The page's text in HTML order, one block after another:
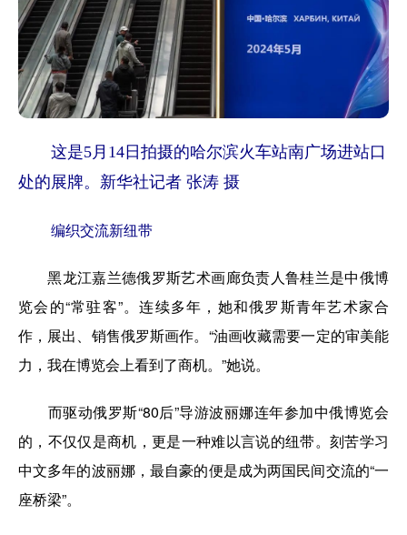
这是5月14日拍摄的哈尔滨火车站南广场进站口
处的展牌。新华社记者 张涛 摄
编织交流新纽带
黑龙江嘉兰德俄罗斯艺术画廊负责人鲁桂兰是中俄博
览会的“常驻客”。连续多年，她和俄罗斯青年艺术家合
作，展出、销售俄罗斯画作。“油画收藏需要一定的审美能
力，我在博览会上看到了商机。”她说。
而驱动俄罗斯“80后”导游波丽娜连年参加中俄博览会
的，不仅仅是商机，更是一种难以言说的纽带。刻苦学习
中文多年的波丽娜，最自豪的便是成为两国民间交流的“一
座桥梁”。